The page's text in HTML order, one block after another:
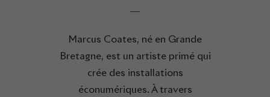
Marcus Coates, né en Grande
Bretagne, est un artiste primé qui
crée des installations
éconumériques. À travers